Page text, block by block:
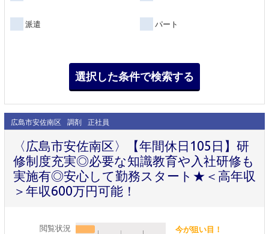
派遣 パート
広島市安佐南区 調剤 正社員
〈広島市安佐南区〉【年間休日105日】研
修制度充実◎必要な知識教育や入社研修も
実施有◎安心して勤務スタート★＜高年収
＞年収600万円可能！
閲覧状況 今が狙い目！